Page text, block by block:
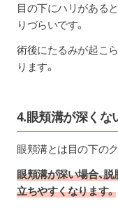
目の下にハリがある
りづらいです。
術後にたるみが起こ
ります。
4.眼頬溝が深くな
眼頬溝とは目の下の
眼頬溝が深い場合、
立ちやすくなります。